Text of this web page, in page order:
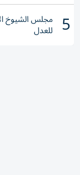
5 مجلس الشيوخ
للعدل